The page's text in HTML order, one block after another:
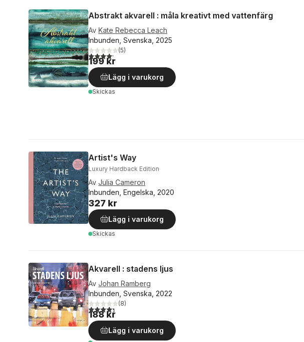
Abstrakt akvarell : måla kreativt med vattenfärg
Av Kate Rebecca Leach
Inbunden, Svenska, 2025
4,2utav 5 stjärnor. Totalt antal röster:
(5)
199 kr
Lägg i varukorg
Skickas
Artist's Way
Luxury Hardback Edition
Av Julia Cameron
Inbunden, Engelska, 2020
327 kr
Lägg i varukorg
Skickas
Akvarell : stadens ljus
Av Johan Ramberg
Inbunden, Svenska, 2022
4,3utav 5 stjärnor. Totalt antal röster:
(8)
188 kr
Lägg i varukorg